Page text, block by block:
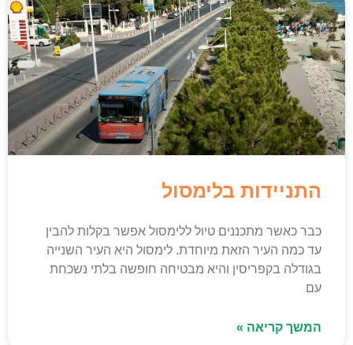
התניידות בלימסול
כבר כאשר מתכננים טיול ללימסול אפשר בקלות להבין
עד כמה העיר הזאת מיוחדת. לימסול היא העיר השנייה
בגודלה בקפריסין והיא מבטיחה חופשה בלתי נשכחת
עם
המשך קריאה »